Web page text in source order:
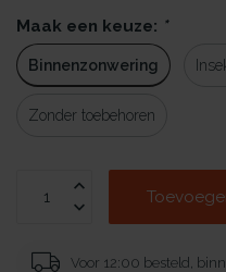
Maak een keuze: *
Binnenzonwering
Zonder toebehoren
Voor 12:00 besteld,